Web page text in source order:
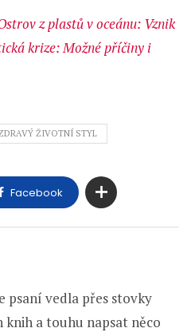
z plastů v oceánu: Vznik
krize: Možné příčiny i
ŽIVOTNÍ STYL
Facebook
psaní vedla přes stovky
knih a touhu napsat něco